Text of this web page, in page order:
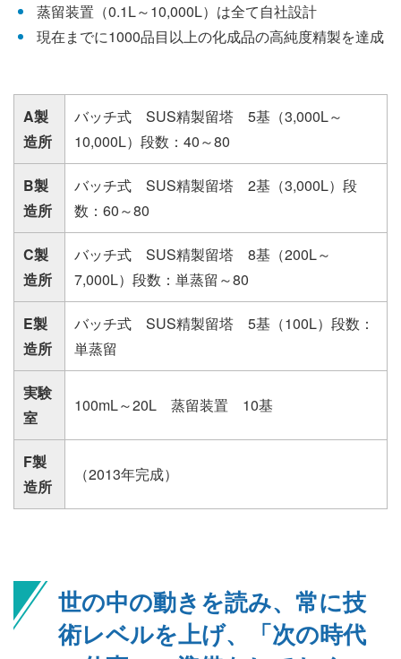
蒸留装置（0.1L～10,000L）は全て自社設計
現在までに1000品目以上の化成品の高純度精製を達成
A製
造所
バッチ式 SUS精製留塔 5基（3,000L～
10,000L）段数：40～80
B製
造所
バッチ式 SUS精製留塔 2基（3,000L）段
数：60～80
C製
造所
バッチ式 SUS精製留塔 8基（200L～
7,000L）段数：単蒸留～80
E製
造所
バッチ式 SUS精製留塔 5基（100L）段数：
単蒸留
実験
室
100mL～20L 蒸留装置 10基
F製
造所
（2013年完成）
世の中の動きを読み、常に技
術レベルを上げ、「次の時代